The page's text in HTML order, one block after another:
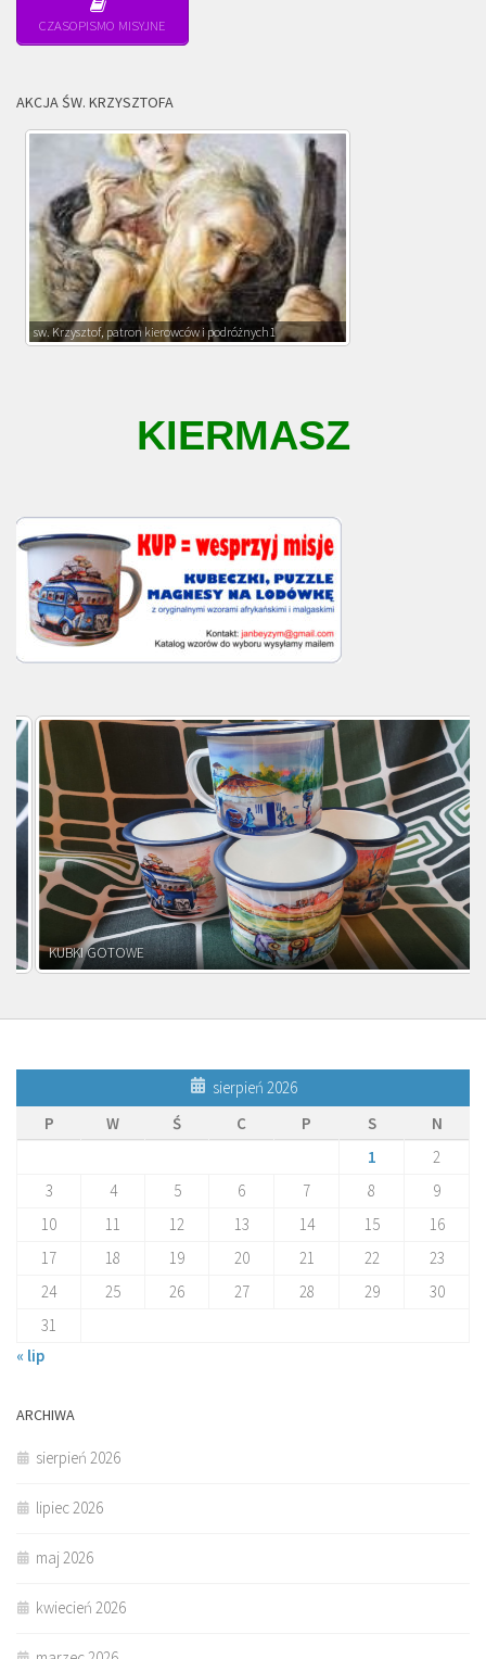
CZASOPISMO MISYJNE
AKCJA ŚW. KRZYSZTOFA
sw. Krzysztof, patron kierowców i podróżnych1
KIERMASZ
KUBKI GOTOWE
sierpień 2026
P
W Ś C P S
N
1
2
3
4 5 6 7 8
9
10
11 12 13 14 15
16
17
18 19 20 21 22
23
24
25 26 27 28 29
30
31
« lip
ARCHIWA
sierpień 2026
lipiec 2026
maj 2026
kwiecień 2026